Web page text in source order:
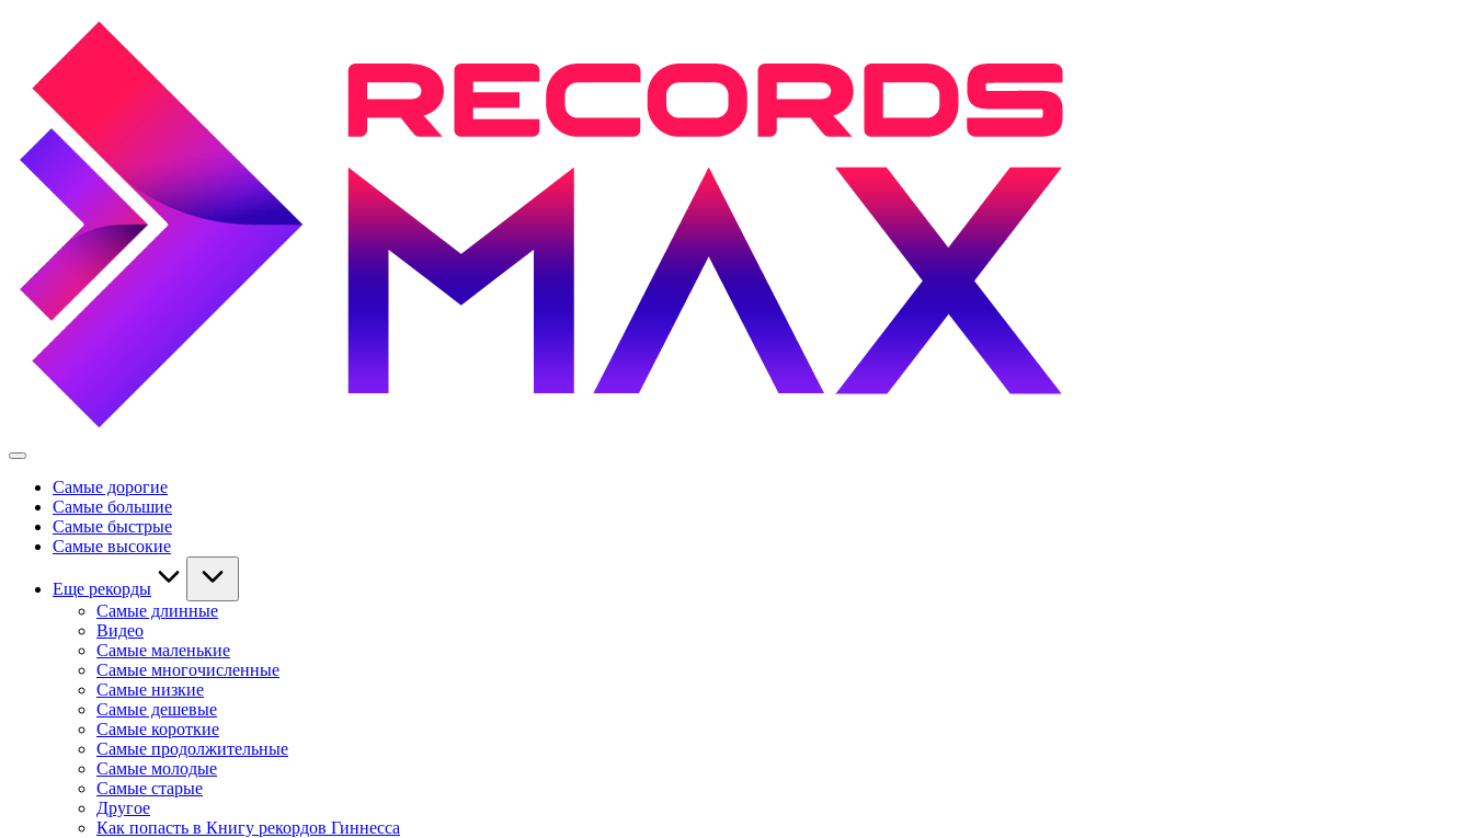
содержимому
Мировые
ГиннессаСамые дорогие
Самые большие
Самые быстрые
Самые высокие
Еще рекорды
Самые длинные
Видео
Самые маленькие
Самые многочисленные
Самые низкие
Самые дешевые
Самые короткие
Самые продолжительные
Самые молодые
Самые старые
Другое
Как попасть в Книгу рекордов Гиннесса